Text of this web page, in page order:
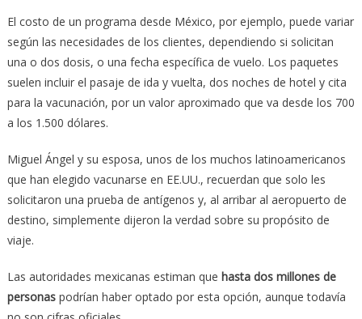
El costo de un programa desde México, por ejemplo, puede variar
según las necesidades de los clientes, dependiendo si solicitan
una o dos dosis, o una fecha específica de vuelo. Los paquetes
suelen incluir el pasaje de ida y vuelta, dos noches de hotel y cita
para la vacunación, por un valor aproximado que va desde los 700
a los 1.500 dólares.
Miguel Ángel y su esposa, unos de los muchos latinoamericanos
que han elegido vacunarse en EE.UU., recuerdan que solo les
solicitaron una prueba de antígenos y, al arribar al aeropuerto de
destino, simplemente dijeron la verdad sobre su propósito de
viaje.
Las autoridades mexicanas estiman que hasta dos millones de
personaspodrían haber optado por esta opción, aunque todavía